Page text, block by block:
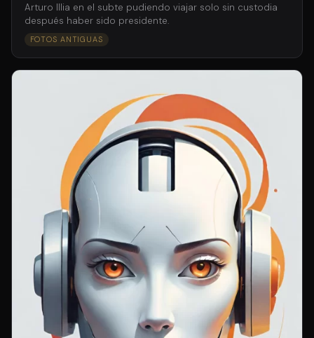
Arturo Illia en el subte pudiendo viajar solo sin custodia
después haber sido presidente.
FOTOS ANTIGUAS